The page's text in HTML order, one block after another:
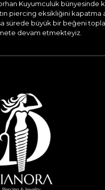
Kuyumculuk bünyesinde
piercing eksikliğini kapatma
sürede büyük bir beğeni
devam etmekteyiz.​